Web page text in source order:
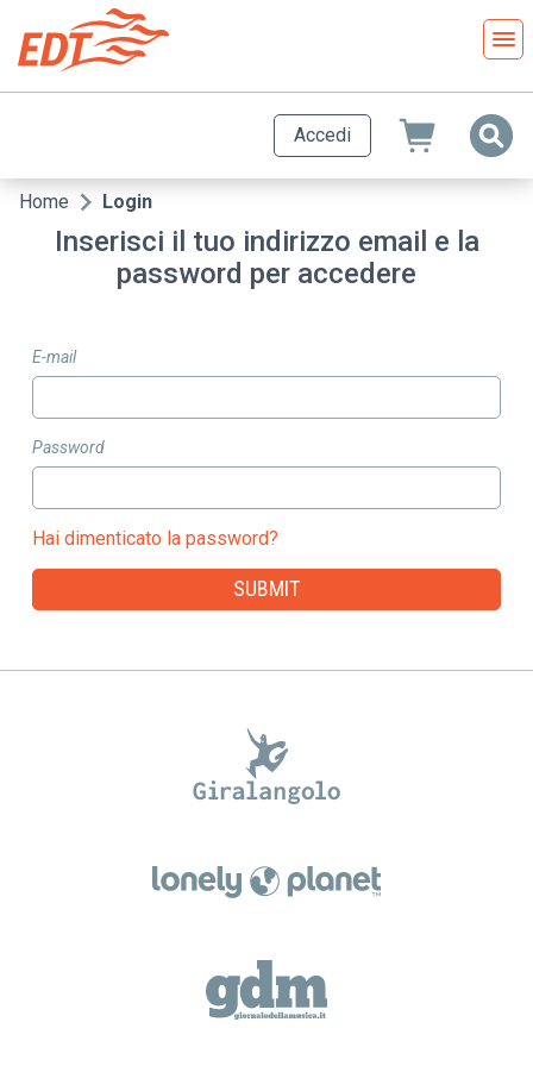
contenuto
principale
Accedi
Briciole
Home Login
Inserisci il tuo indirizzo email e la
password per accedere
E-mail
Password
Hai dimenticato la password?